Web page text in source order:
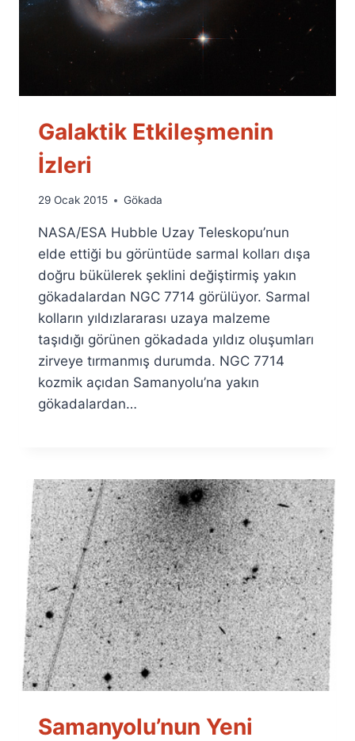
Galaktik Etkileşmenin
İzleri
By
Fuat
Özyar
29 Ocak 2015 Gökada
NASA/ESA Hubble Uzay Teleskopu’nun
elde ettiği bu görüntüde sarmal kolları dışa
doğru bükülerek şeklini değiştirmiş yakın
gökadalardan NGC 7714 görülüyor. Sarmal
kolların yıldızlararası uzaya malzeme
taşıdığı görünen gökadada yıldız oluşumları
zirveye tırmanmış durumda. NGC 7714
kozmik açıdan Samanyolu’na yakın
gökadalardan…
Samanyolu’nun Yeni